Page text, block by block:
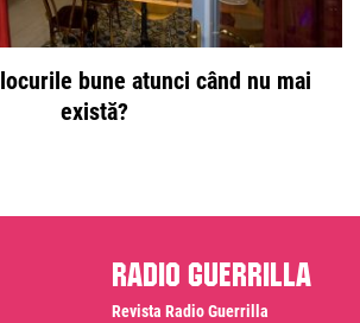
bune atunci când nu mai
există?
Radio Guerrilla
Revista Radio Guerrilla